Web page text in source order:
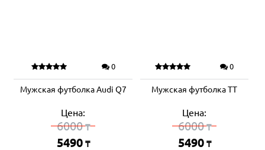
0
Мужская футболка Audi Q7
Цена:
6000₸
5490 ₸
0
Мужская футболка TT
Цена:
6000₸
5490 ₸